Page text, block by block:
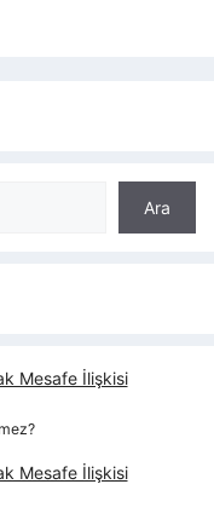
Ara
Mesafe İlişkisi
Mesafe İlişkisi